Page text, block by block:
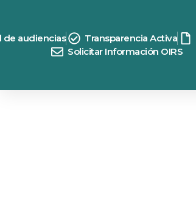
de audiencias Transparencia Activa
Solicitar Información OIRS